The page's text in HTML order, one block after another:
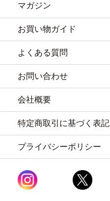
マガジン
お買い物ガイド
よくある質問
お問い合わせ
会社概要
特定商取引に基づく表記
プライバシーポリシー